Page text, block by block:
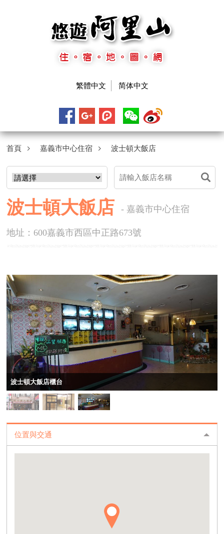
繁體中文 简体中文
首頁 嘉義市中心住宿 波士頓大飯店
波士頓大飯店 - 嘉義市中心住宿
地址：600嘉義市西區中正路673號
波士頓大飯店櫃台
位置與交通